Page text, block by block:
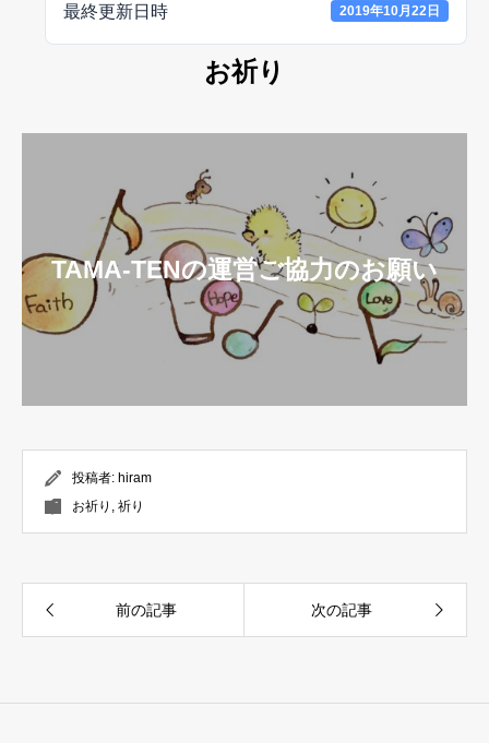
最終更新日時 2019年10月22日
お祈り
TAMA-TENの運営ご協力のお願い
投稿者: hiram
お祈り
祈り
前の記事 次の記事